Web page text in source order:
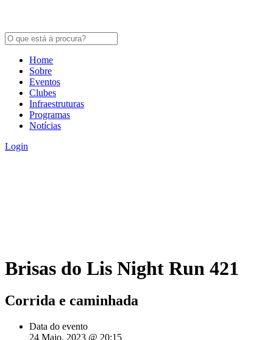
Home
Sobre
Eventos
Clubes
Infraestruturas
Programas
Notícias
Login
Brisas do Lis Night Run 421
Corrida e caminhada
Data do evento
24 Maio, 2023 @ 20:15